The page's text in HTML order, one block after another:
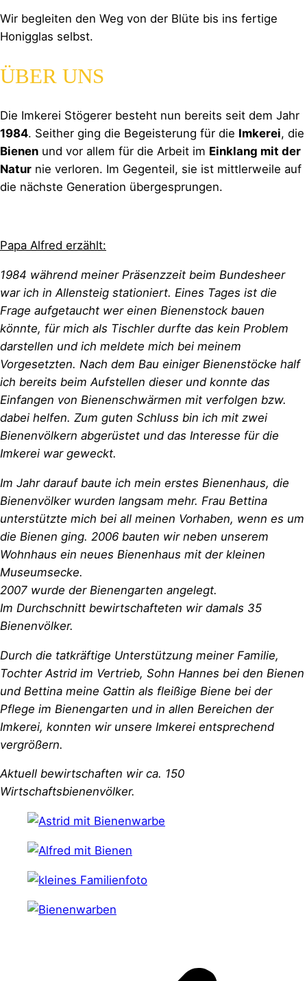
Wir begleiten den Weg von der Blüte bis ins fertige
Honigglas selbst.
ÜBER UNS
Die Imkerei Stögerer besteht nun bereits seit dem Jahr
1984. Seither ging die Begeisterung für die Imkerei, die
Bienen und vor allem für die Arbeit im Einklang mit der
Natur nie verloren. Im Gegenteil, sie ist mittlerweile auf
die nächste Generation übergesprungen.
Papa Alfred erzählt:
1984 während meiner Präsenzzeit beim Bundesheer
war ich in Allensteig stationiert. Eines Tages ist die
Frage aufgetaucht wer einen Bienenstock bauen
könnte, für mich als Tischler durfte das kein Problem
darstellen und ich meldete mich bei meinem
Vorgesetzten. Nach dem Bau einiger Bienenstöcke half
ich bereits beim Aufstellen dieser und konnte das
Einfangen von Bienenschwärmen mit verfolgen bzw.
dabei helfen. Zum guten Schluss bin ich mit zwei
Bienenvölkern abgerüstet und das Interesse für die
Imkerei war geweckt.
Im Jahr darauf baute ich mein erstes Bienenhaus, die
Bienenvölker wurden langsam mehr. Frau Bettina
unterstützte mich bei all meinen Vorhaben, wenn es um
die Bienen ging. 2006 bauten wir neben unserem
Wohnhaus ein neues Bienenhaus mit der kleinen
Museumsecke.
2007 wurde der Bienengarten angelegt.
Im Durchschnitt bewirtschafteten wir damals 35
Bienenvölker.
Durch die tatkräftige Unterstützung meiner Familie,
Tochter Astrid im Vertrieb, Sohn Hannes bei den Bienen
und Bettina meine Gattin als fleißige Biene bei der
Pflege im Bienengarten und in allen Bereichen der
Imkerei, konnten wir unsere Imkerei entsprechend
vergrößern.
Aktuell bewirtschaften wir ca. 150
Wirtschaftsbienenvölker.